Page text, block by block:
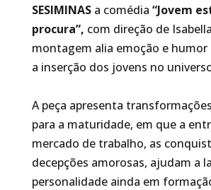
SESIMINASa comédia “Jovem
procura”, com direção de
montagem alia emoção e
a inserção dos jovens no
A peça apresenta
para a maturidade, em que a
mercado de trabalho, as
decepções amorosas, ajudam a
personalidade ainda em